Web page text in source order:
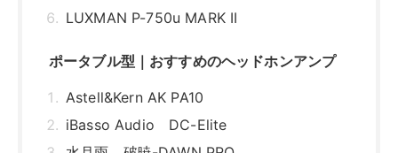
LUXMAN P-750u MARK II
ポータブル型｜おすすめのヘッドホンアンプ
Astell&Kern AK PA10
iBasso Audio DC-Elite